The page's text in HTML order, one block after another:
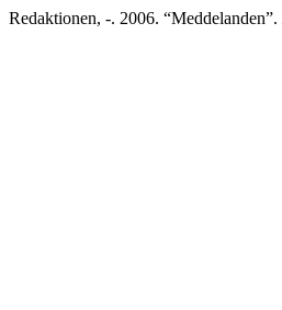
Redaktionen, -. 2006. “Meddelanden”.